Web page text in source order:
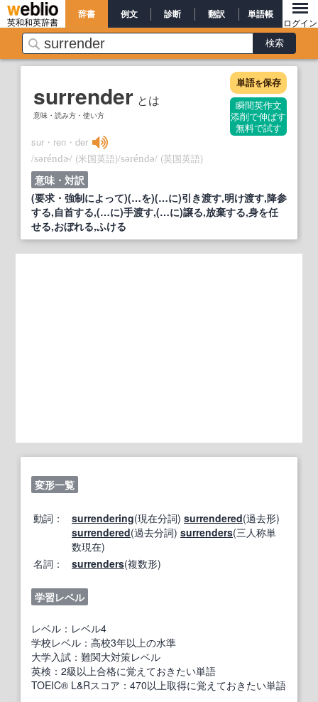
英和和英辞書
辞書 例文 診断 翻訳 単語帳
ログイン
surrender とは
意味・読み方・使い方
単語を保存
瞬間英作文
添削で伸ばす
無料で試す
sur・ren・der
/səréndɚ/ (米国英語)/səréndə/ (英国英語)
意味・対訳
(要求・強制によって)(…を)(…に)引き渡す,明け渡す,降参
する,自首する,(…に)手渡す,(…に)譲る,放棄する,身を任
せる,おぼれる,ふける
変形一覧
動詞： surrendering(現在分詞) surrendered(過去形)
surrendered(過去分詞) surrenders(三人称単
数現在)
名詞：
surrenders(複数形)
学習レベル
レベル：レベル4
学校レベル：高校3年以上の水準
大学入試：難関大対策レベル
英検：2級以上合格に覚えておきたい単語
TOEIC® L&Rスコア：470以上取得に覚えておきたい単語